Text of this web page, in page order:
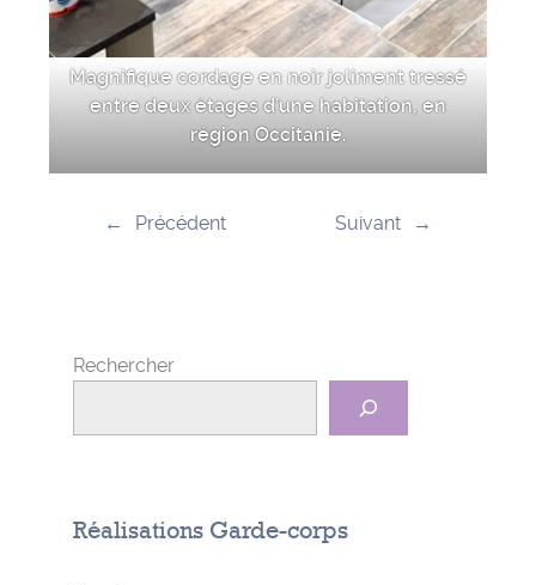
Magnifique cordage en noir joliment tressé
entre deux étages d’une habitation, en
région Occitanie.
← Précédent Suivant →
Rechercher
Réalisations Garde-corps